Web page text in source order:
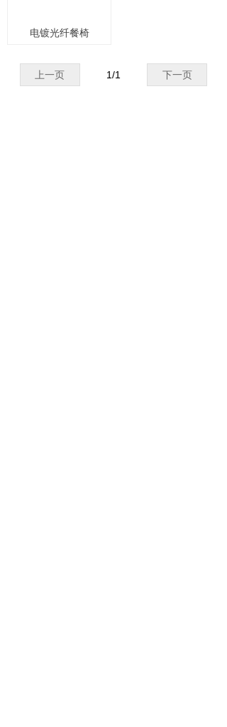
电镀光纤餐椅
上一页 下一页
1/1